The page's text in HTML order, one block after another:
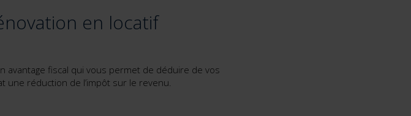
en locatif
avantage fiscal qui vous permet de déduire de vos
réduction de l’impôt sur le revenu.